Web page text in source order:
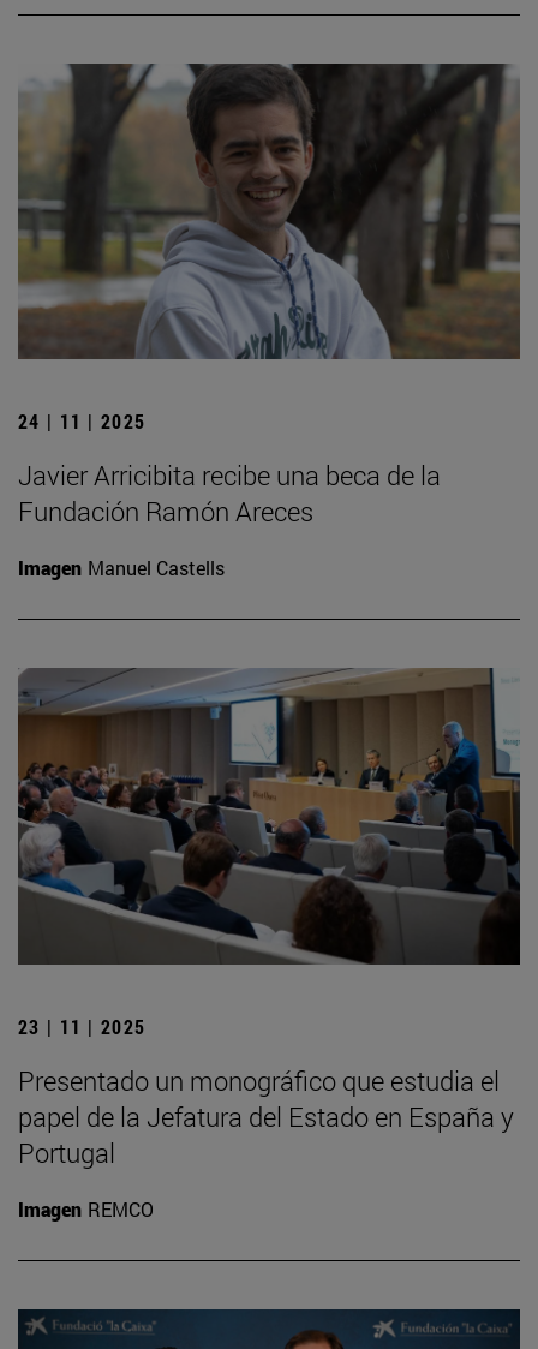
24 | 11 | 2025
Javier Arricibita recibe una beca de la
Fundación Ramón Areces
Imagen Manuel Castells
23 | 11 | 2025
Presentado un monográfico que estudia el
papel de la Jefatura del Estado en España y
Portugal
Imagen REMCO